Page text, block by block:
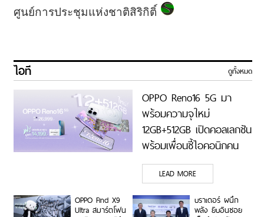
ศูนย์การประชุมแห่งชาติสิริกิติ์
ไอที ดูทั้งหมด
OPPO Reno16 5G มา
พร้อมความจุใหม่
12GB+512GB เปิดคอลเลกชัน
พร้อมเพื่อนซี้ไอคอนิกคน
ล่าสุด Pingu Limited
Edition เติมความน่ารักทุก
โมเมนต์ เริ่ม 7 ส.ค. 69
LEAD MORE
OPPO Find X9
Ultra สมาร์ตโฟน
บราเดอร์ ผนึก
พลัง ยิบอินซอย